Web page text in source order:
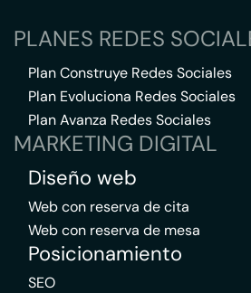
PLANES REDES
Plan Construye Redes Sociales
Plan Evoluciona Redes Sociales
Plan Avanza Redes Sociales
MARKETING DIGITAL
Diseño web
Web con reserva de cita
Web con reserva de mesa
Posicionamiento
SEO